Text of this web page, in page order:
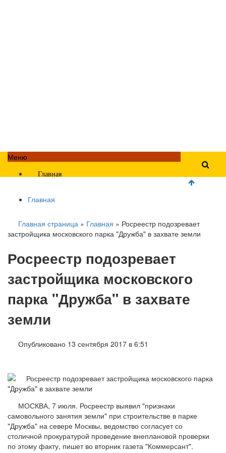
Меню
Главная
Главная
Главная страница » Главная » Росреестр подозревает
застройщика московского парка "Дружба" в захвате земли
Росреестр подозревает
застройщика московского
парка "Дружба" в захвате
земли
Опубликовано 13 сентября 2017 в 6:51
МОСКВА, 7 июля. Росреестр выявил "признаки
самовольного занятия земли" при строительстве в парке
"Дружба" на севере Москвы, ведомство согласует со
столичной прокуратурой проведение внеплановой проверки
по этому факту, пишет во вторник газета "Коммерсант".